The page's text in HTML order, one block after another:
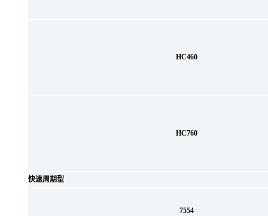
HC460
HC760
快速周期型
7554